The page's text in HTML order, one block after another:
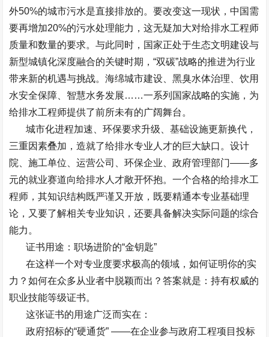
外50%的城市污水是直接排放的。要改变这一现状，中国需
要再增加20%的污水处理能力，这无疑加大对给排水工程师
质量和数量的要求。与此同时，国家正处于生态文明建设与
新型城镇化深度融合的关键时期，“双碳”战略的推进为行业
带来新的机遇与挑战。海绵城市建设、黑臭水体治理、饮用
水安全保障、智慧水务发展……一系列国家战略的实施，为
给排水工程师提供了前所未有的广阔舞台。
城市化进程加速、环保要求升级、基础设施更新换代，
三重因素叠加，造就了给排水专业人才的巨大缺口。设计
院、施工单位、运营公司、环保企业、政府管理部门——多
元的就业赛道向给排水人才敞开怀抱。一个合格的给排水工
程师，其知识结构既严谨又开放，既要精通本专业基础理
论，又要了解相关专业知识，还要具备解决实际问题的综合
能力。
证书用途：职场进阶的“金钥匙”
在这样一个对专业度要求极高的领域，如何证明你的实
力？如何在众多从业者中脱颖而出？答案就是：持有权威的
职业技能等级证书。
这张证书的用途广泛而实在：
政府招标的“硬通货” ——在企业参与政府工程项目投标